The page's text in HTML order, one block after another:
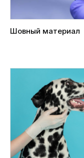
Шовный материал